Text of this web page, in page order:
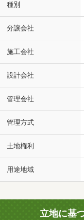
種別
分譲会社
施工会社
設計会社
管理会社
管理方式
土地権利
用途地域
立地に基